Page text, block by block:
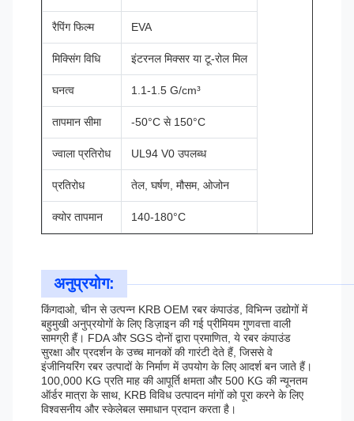
रैपिंग फिल्म EVA
मिक्सिंग विधि इंटरनल मिक्सर या टू-रोल मिल
घनत्व 1.1-1.5 G/cm³
तापमान सीमा -50°C से 150°C
ज्वाला प्रतिरोध UL94 V0 उपलब्ध
प्रतिरोध तेल, घर्षण, मौसम, ओजोन
क्योर तापमान 140-180°C
अनुप्रयोग:
किंगदाओ, चीन से उत्पन्न KRB OEM रबर कंपाउंड, विभिन्न उद्योगों में
बहुमुखी अनुप्रयोगों के लिए डिज़ाइन की गई प्रीमियम गुणवत्ता वाली
सामग्री हैं। FDA और SGS दोनों द्वारा प्रमाणित, ये रबर कंपाउंड
सुरक्षा और प्रदर्शन के उच्च मानकों की गारंटी देते हैं, जिससे वे
इंजीनियरिंग रबर उत्पादों के निर्माण में उपयोग के लिए आदर्श बन जाते हैं।
100,000 KG प्रति माह की आपूर्ति क्षमता और 500 KG की न्यूनतम
ऑर्डर मात्रा के साथ, KRB विविध उत्पादन मांगों को पूरा करने के लिए
विश्वसनीय और स्केलेबल समाधान प्रदान करता है।